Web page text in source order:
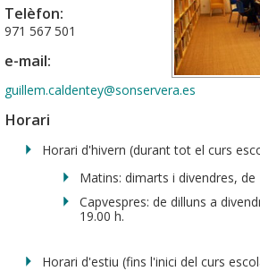
Telèfon:
971 567 501
e-mail:
guillem.caldentey@sonservera.es
Horari
Horari d'hivern (durant tot el curs
Matins: dimarts i divendres, de
Capvespres: de dilluns a
19.00 h.
Horari d'estiu (fins l'inici del curs